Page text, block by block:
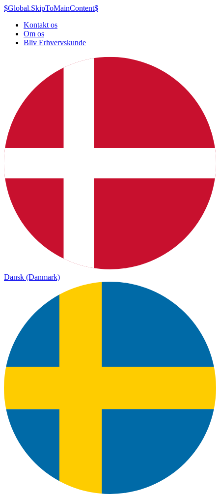
$Global.SkipToMainContent$
Kontakt os
Om os
Bliv Erhvervskunde
Dansk (Danmark)